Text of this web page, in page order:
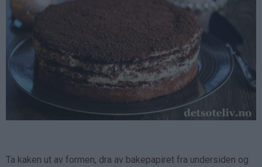
Ta kaken ut av formen, dra av bakepapiret fra undersiden og